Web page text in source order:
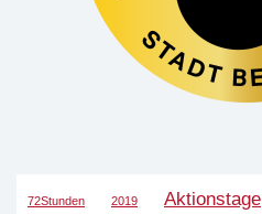
72Stunden 2019 Aktionstage